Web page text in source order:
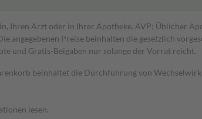
Ihren Arzt oder in Ihrer Apotheke. AVP: Üblicher
Preise beinhalten die gesetzlich
und Gratis-Beigaben nur solange der Vorrat reicht.
beinhaltet die Durchführung von
lesen.